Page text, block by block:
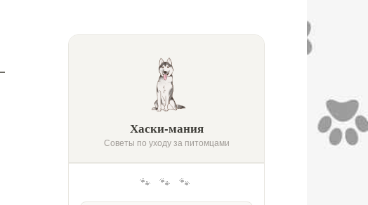
Хаски-мания
Советы по уходу за питомцами
🐾 🐾 🐾